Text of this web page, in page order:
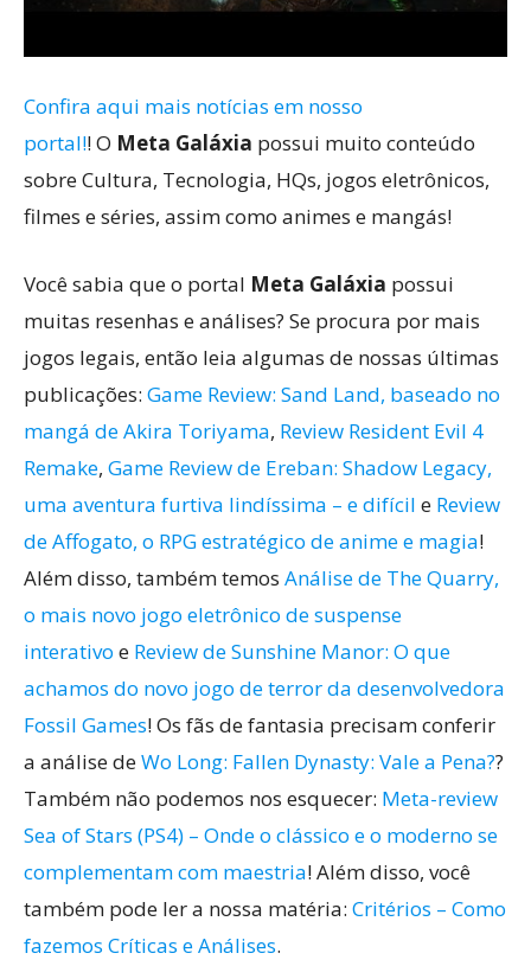
Confira aqui mais notícias em nosso
portal!! O Meta Galáxia possui muito conteúdo
sobre Cultura, Tecnologia, HQs, jogos eletrônicos,
filmes e séries, assim como animes e mangás!
Você sabia que o portal Meta Galáxia possui
muitas resenhas e análises? Se procura por mais
jogos legais, então leia algumas de nossas últimas
publicações: Game Review: Sand Land, baseado no
mangá de Akira Toriyama, Review Resident Evil 4
Remake, Game Review de Ereban: Shadow Legacy,
uma aventura furtiva lindíssima – e difícil e Review
de Affogato, o RPG estratégico de anime e magia!
Além disso, também temos Análise de The Quarry,
o mais novo jogo eletrônico de suspense
interativo e Review de Sunshine Manor: O que
achamos do novo jogo de terror da desenvolvedora
Fossil Games! Os fãs de fantasia precisam conferir
a análise deWo Long: Fallen Dynasty: Vale a Pena??
Também não podemos nos esquecer: Meta-review
Sea of Stars (PS4) – Onde o clássico e o moderno se
complementam com maestria! Além disso, você
também pode ler a nossa matéria: Critérios – Como
fazemos Críticas e Análises.